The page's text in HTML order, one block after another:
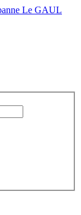
Le GAUL